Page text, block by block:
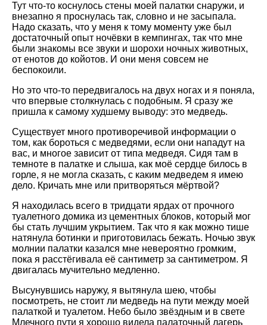
Тут что-то коснулось стены моей палатки снаружи, и
внезапно я проснулась так, словно и не засыпала.
Надо сказать, что у меня к тому моменту уже был
достаточный опыт ночёвки в кемпингах, так что мне
были знакомы все звуки и шорохи ночных животных,
от енотов до койотов. И они меня совсем не
беспокоили.
Но это что-то передвигалось на двух ногах и я поняла,
что впервые столкнулась с подобным. Я сразу же
пришла к самому худшему выводу: это медведь.
Существует много противоречивой информации о
том, как бороться с медведями, если они нападут на
вас, и многое зависит от типа медведя. Сидя там в
темноте в палатке и слыша, как моё сердце билось в
горле, я не могла сказать, с каким медведем я имею
дело. Кричать мне или притворяться мёртвой?
Я находилась всего в тридцати ярдах от прочного
туалетного домика из цементных блоков, который мог
бы стать лучшим укрытием. Так что я как можно тише
натянула ботинки и приготовилась бежать. Ночью звук
молнии палатки казался мне невероятно громким,
пока я расстёгивала её сантиметр за сантиметром. Я
двигалась мучительно медленно.
Высунувшись наружу, я вытянула шею, чтобы
посмотреть, не стоит ли медведь на пути между моей
палаткой и туалетом. Небо было звёздным и в свете
Млечного пути я хорошо видела палаточный лагерь